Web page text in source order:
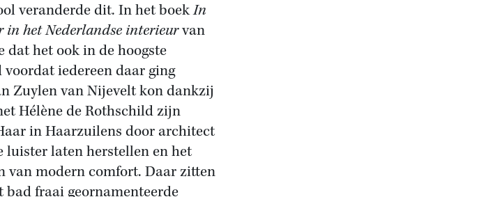
veranderde dit. In het boekIn
in het Nederlandse interieurvan
dat het ook in de hoogste
iedereen daar ging
Zuylen van Nijevelt kon dankzij
Hélène de Rothschild zijn
in Haarzuilens door architect
luister laten herstellen en het
modern comfort. Daar zitten
fraai geornamenteerde